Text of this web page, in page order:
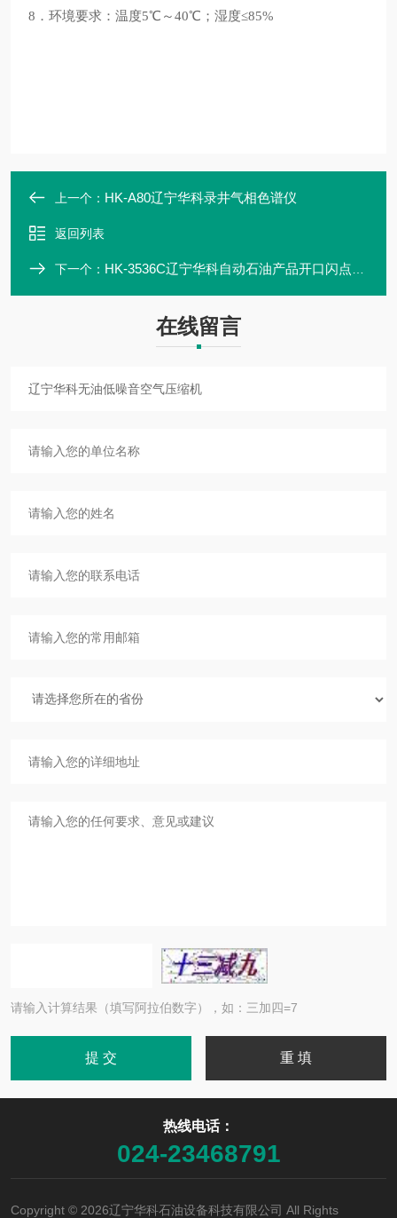
8．环境要求：温度5℃～40℃；湿度≤85%
上一个： HK-A80辽宁华科录井气相色谱仪
返回列表
下一个： HK-3536C辽宁华科自动石油产品开口闪点燃点测定仪
在线留言
请输入计算结果（填写阿拉伯数字），如：三加四=7
热线电话：
024-23468791
Copyright © 2026辽宁华科石油设备科技有限公司 All Rights